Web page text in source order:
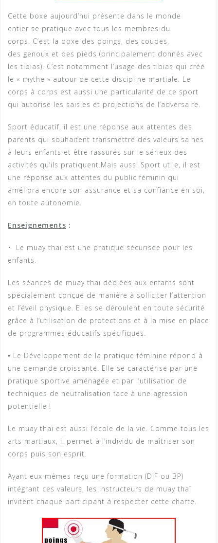
Cette boxe aujourd’hui présente dans le monde
entier se pratique avec tous les membres du
corps. C’est la boxe des poings, des coudes,
des genoux et des pieds (principalement donnés avec
les tibias). C’est notamment l’usage des tibias qui créé
le « mythe » autour de cette discipline martiale. Le
corps à corps est aussi une particularité de ce sport
qui autorise les saisies et projections de l’adversaire.
Sport éducatif, il est une réponse aux attentes des
parents qui souhaitent transmettre des valeurs saines
à leurs enfants et être rassurés sur le sérieux des
activités qu’ils pratiquent.Mais aussi Sport utile, il est
une réponse aux attentes du public féminin qui
améliora encore son assurance et sa confiance en soi,
en toute autonomie.
Enseignements :
• Le muay thaï est une pratique sécurisée pour les
enfants.
Les séances de muay thaï dédiées aux enfants sont
spécialement conçue de manière à solliciter l’attention
et l’éveil physique. Elles se déroulent en toute sécurité
grâce à l’utilisation de protections et à la mise en place
de programmes éducatifs spécifiques.
• Le Développement de la pratique féminine répond à
une demande croissante. Elle se caractérise par une
pratique sportive aménagée et par l’utilisation de
techniques de neutralisation face à une agression
potentielle !
Le muay thaï est aussi l’école de la vie. Comme tous les
arts martiaux, il permet à l’individu de maîtriser son
corps puis son esprit.
Ayant eux mêmes reçu une formation (DIF ou BP)
intégrant ces valeurs, les instructeurs de muay thaï
invitent chaque participant à respecter cette charte.